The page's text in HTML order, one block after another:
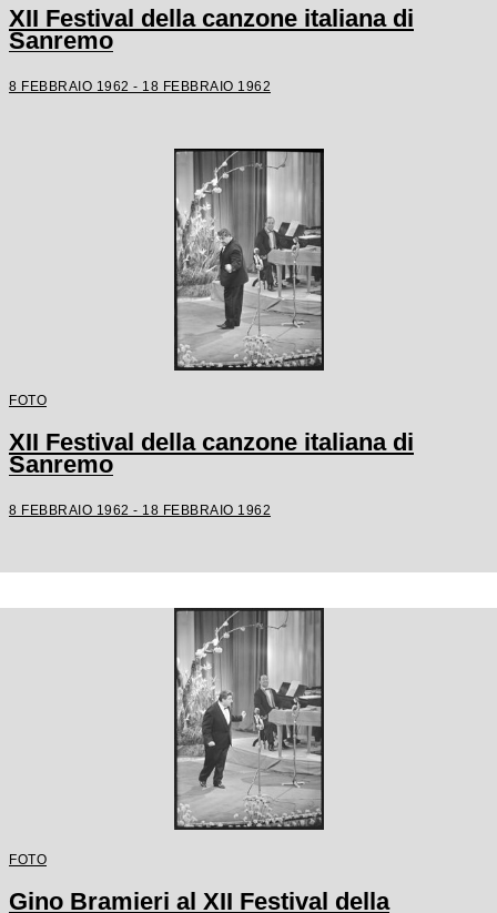
XII Festival della canzone italiana di
Sanremo
8 FEBBRAIO 1962 - 18 FEBBRAIO 1962
FOTO
XII Festival della canzone italiana di
Sanremo
8 FEBBRAIO 1962 - 18 FEBBRAIO 1962
FOTO
Gino Bramieri al XII Festival della